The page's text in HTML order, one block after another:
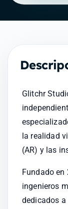
Glitchr
la realidad
(AR) y las
Fundado en
ingenieros
dedicados